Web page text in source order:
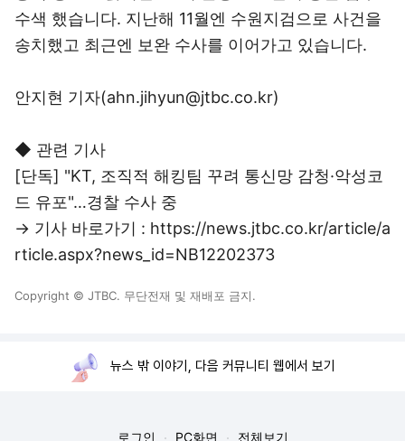
수색 했습니다. 지난해 11월엔 수원지검으로 사건을
송치했고 최근엔 보완 수사를 이어가고 있습니다.
안지현 기자(ahn.jihyun@jtbc.co.kr)
◆ 관련 기사
[단독] "KT, 조직적 해킹팀 꾸려 통신망 감청·악성코
드 유포"…경찰 수사 중
→ 기사 바로가기 : https://news.jtbc.co.kr/article/a
rticle.aspx?news_id=NB12202373
Copyright © JTBC. 무단전재 및 재배포 금지.
뉴스 밖 이야기, 다음 커뮤니티 웹에서 보기
로그인 PC화면 전체보기